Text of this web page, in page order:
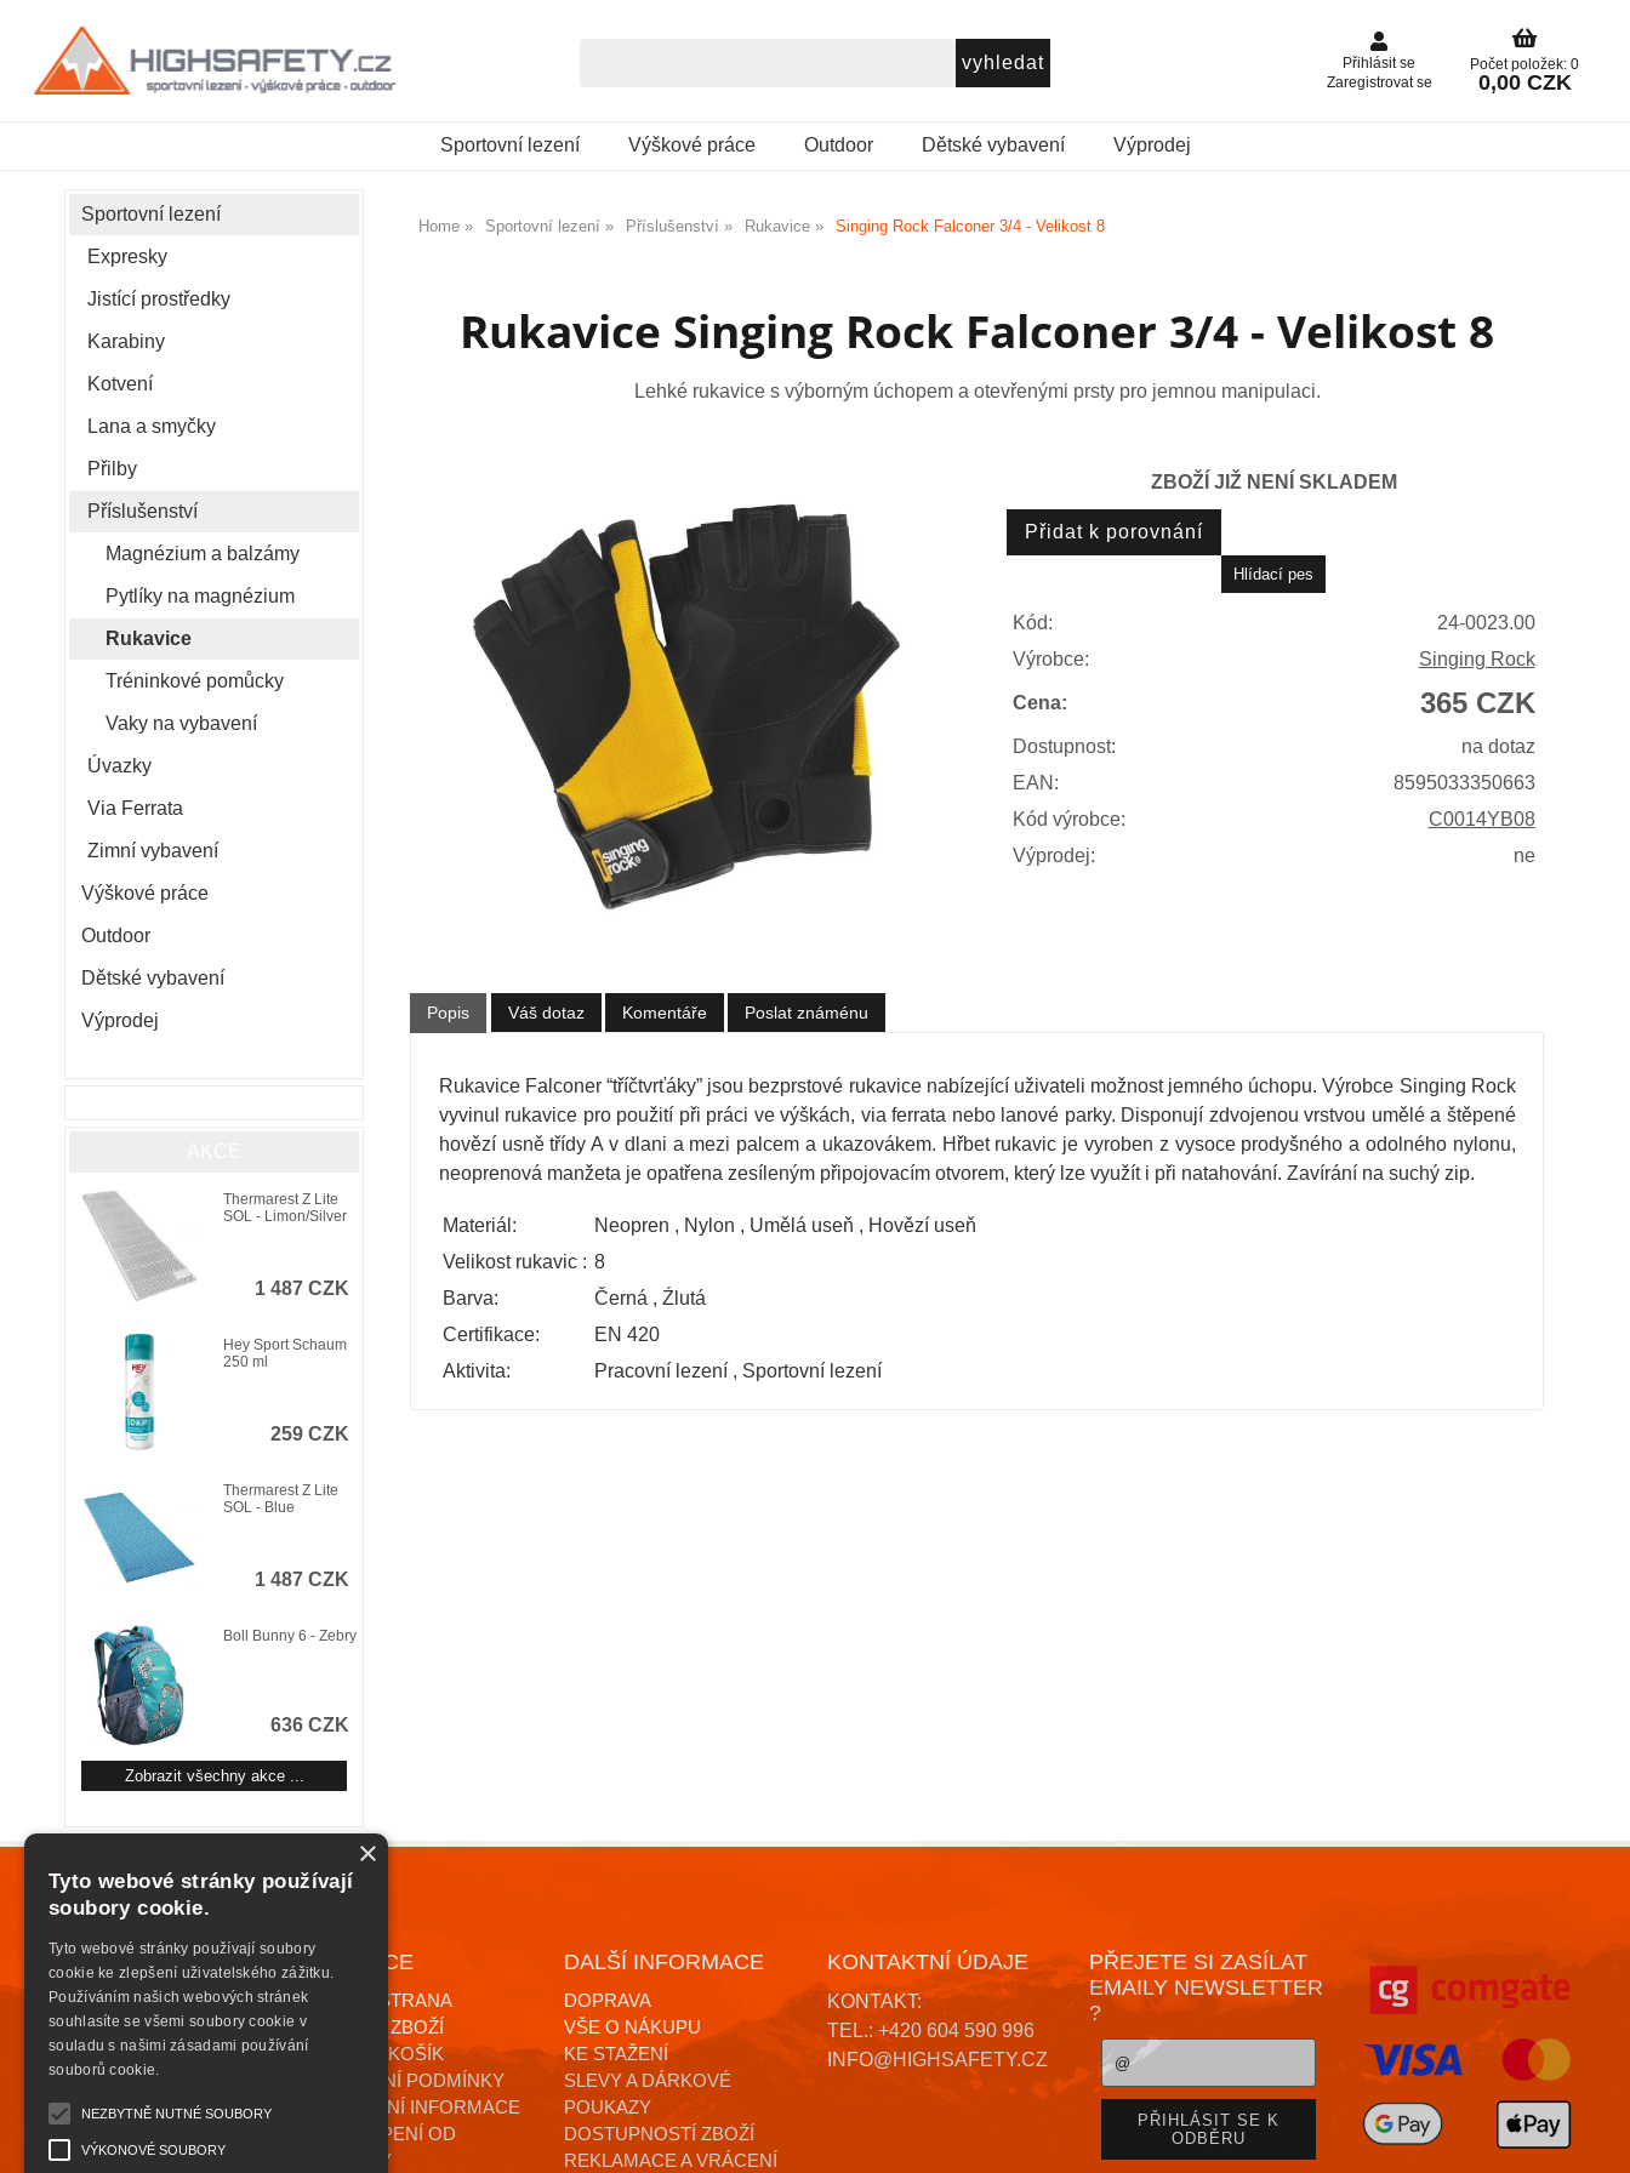
Přihlásit se
Zaregistrovat se
Počet položek: 0
0,00 CZK
Sportovní lezení Výškové práce Outdoor Dětské vybavení Výprodej
Home Sportovní lezení Příslušenství Rukavice Singing Rock Falconer 3/4 - Velikost 8
Rukavice Singing Rock Falconer 3/4 - Velikost 8
Lehké rukavice s výborným úchopem a otevřenými prsty pro jemnou manipulaci.
ZBOŽÍ JIŽ NENÍ SKLADEM
Kód:
24-0023.00
Výrobce:
Singing Rock
Cena: 365 CZK
Dostupnost:
na dotaz
EAN:
8595033350663
Kód výrobce:
C0014YB08
Výprodej:
ne
Popis Váš dotaz Komentáře Poslat známénu
Rukavice Falconer “tříčtvrťáky” jsou bezprstové rukavice nabízející uživateli možnost jemného úchopu. Výrobce Singing Rock
vyvinul rukavice pro použití při práci ve výškách, via ferrata nebo lanové parky. Disponují zdvojenou vrstvou umělé a štěpené
hovězí usně třídy A v dlani a mezi palcem a ukazovákem. Hřbet rukavic je vyroben z vysoce prodyšného a odolného nylonu,
neoprenová manžeta je opatřena zesíleným připojovacím otvorem, který lze využít i při natahování. Zavírání na suchý zip.
Materiál: Neopren , Nylon , Umělá useň , Hovězí useň
Velikost rukavic : 8
Barva:
Černá , Źlutá
Certifikace:
EN 420
Aktivita:
Pracovní lezení , Sportovní lezení
Sportovní lezení
Expresky
Jistící prostředky
Karabiny
Kotvení
Lana a smyčky
Přilby
Příslušenství
Magnézium a balzámy
Pytlíky na magnézium
Rukavice
Tréninkové pomůcky
Vaky na vybavení
Úvazky
Via Ferrata
Zimní vybavení
Výškové práce
Outdoor
Dětské vybavení
Výprodej
Thermarest Z Lite
SOL - Limon/Silver
1 487 CZK
Hey Sport Schaum
250 ml
259 CZK
Thermarest Z Lite
SOL - Blue
1 487 CZK
Boll Bunny 6 - Zebry
636 CZK
Zobrazit všechny akce ...
+420 776 085 559
INFO@HIGHSAFETY.CZ
NAVIGACE
ÚVODNÍ STRANA
KATALOG ZBOŽÍ
NÁKUPNÍ KOŠÍK
OBCHODNÍ PODMÍNKY
KONTAKTNÍ INFORMACE
ODSTOUPENÍ OD
SMLOUVY
DALŠÍ INFORMACE
DOPRAVA
VŠE O NÁKUPU
KE STAŽENÍ
SLEVY A DÁRKOVÉ
POUKAZY
DOSTUPNOSTÍ ZBOŽÍ
REKLAMACE A VRÁCENÍ
KONTAKTNÍ ÚDAJE
KONTAKT:
TEL.: +420 604 590 996
INFO@HIGHSAFETY.CZ
PŘEJETE SI ZASÍLAT
EMAILY NEWSLETTER
?
×
Tyto webové stránky používají
soubory cookie.
Tyto webové stránky používají soubory
cookie ke zlepšení uživatelského zážitku.
Používáním našich webových stránek
souhlasíte se všemi soubory cookie v
souladu s našimi zásadami používání
souborů cookie.
NEZBYTNĚ NUTNÉ SOUBORY
VÝKONOVÉ SOUBORY